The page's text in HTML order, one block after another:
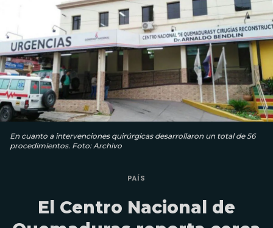
En cuanto a intervenciones quirúrgicas desarrollaron un total de 56
procedimientos. Foto: Archivo
PAÍS
El Centro Nacional de